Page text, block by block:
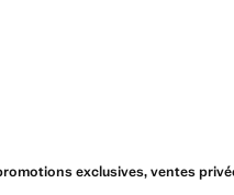
exclusives, ventes